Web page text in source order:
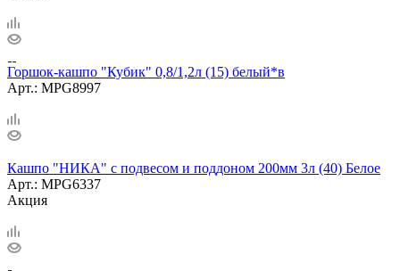
Горшок-кашпо "Кубик" 0,8/1,2л (15) белый*в
Арт.: MPG8997
Кашпо "НИКА" с подвесом и поддоном 200мм 3л (40) Белое
Арт.: MPG6337
Акция